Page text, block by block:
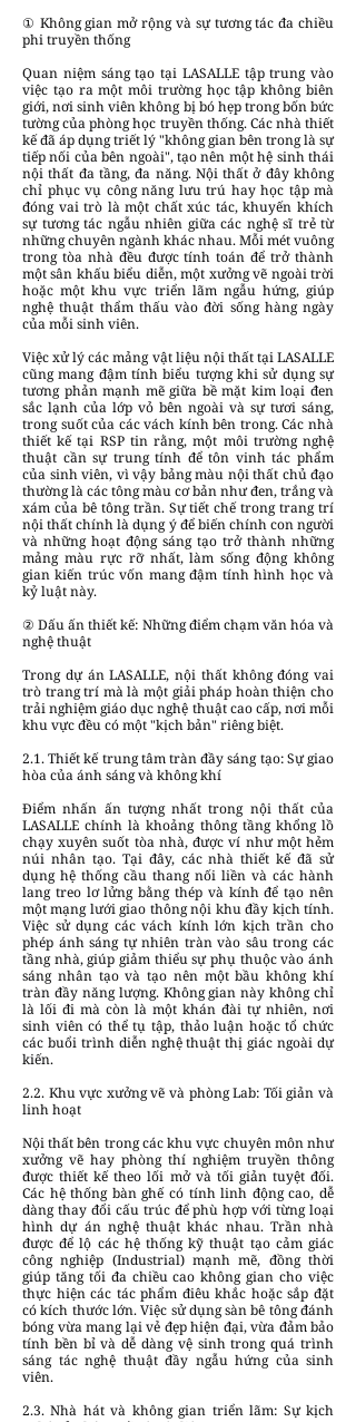
① Không gian mở rộng và sự tương tác đa chiều
phi truyền thống
Quan niệm sáng tạo tại LASALLE tập trung vào
việc tạo ra một môi trường học tập không biên
giới, nơi sinh viên không bị bó hẹp trong bốn bức
tường của phòng học truyền thống. Các nhà thiết
kế đã áp dụng triết lý "không gian bên trong là sự
tiếp nối của bên ngoài", tạo nên một hệ sinh thái
nội thất đa tầng, đa năng. Nội thất ở đây không
chỉ phục vụ công năng lưu trú hay học tập mà
đóng vai trò là một chất xúc tác, khuyến khích
sự tương tác ngẫu nhiên giữa các nghệ sĩ trẻ từ
những chuyên ngành khác nhau. Mỗi mét vuông
trong tòa nhà đều được tính toán để trở thành
một sân khấu biểu diễn, một xưởng vẽ ngoài trời
hoặc một khu vực triển lãm ngẫu hứng, giúp
nghệ thuật thẩm thấu vào đời sống hàng ngày
của mỗi sinh viên.
Việc xử lý các mảng vật liệu nội thất tại LASALLE
cũng mang đậm tính biểu tượng khi sử dụng sự
tương phản mạnh mẽ giữa bề mặt kim loại đen
sắc lạnh của lớp vỏ bên ngoài và sự tươi sáng,
trong suốt của các vách kính bên trong. Các nhà
thiết kế tại RSP tin rằng, một môi trường nghệ
thuật cần sự trung tính để tôn vinh tác phẩm
của sinh viên, vì vậy bảng màu nội thất chủ đạo
thường là các tông màu cơ bản như đen, trắng và
xám của bê tông trần. Sự tiết chế trong trang trí
nội thất chính là dụng ý để biến chính con người
và những hoạt động sáng tạo trở thành những
mảng màu rực rỡ nhất, làm sống động không
gian kiến trúc vốn mang đậm tính hình học và
kỷ luật này.
② Dấu ấn thiết kế: Những điểm chạm văn hóa và
nghệ thuật
Trong dự án LASALLE, nội thất không đóng vai
trò trang trí mà là một giải pháp hoàn thiện cho
trải nghiệm giáo dục nghệ thuật cao cấp, nơi mỗi
khu vực đều có một "kịch bản" riêng biệt.
2.1. Thiết kế trung tâm tràn đầy sáng tạo: Sự giao
hòa của ánh sáng và không khí
Điểm nhấn ấn tượng nhất trong nội thất của
LASALLE chính là khoảng thông tầng khổng lồ
chạy xuyên suốt tòa nhà, được ví như một hẻm
núi nhân tạo. Tại đây, các nhà thiết kế đã sử
dụng hệ thống cầu thang nối liền và các hành
lang treo lơ lửng bằng thép và kính để tạo nên
một mạng lưới giao thông nội khu đầy kịch tính.
Việc sử dụng các vách kính lớn kịch trần cho
phép ánh sáng tự nhiên tràn vào sâu trong các
tầng nhà, giúp giảm thiểu sự phụ thuộc vào ánh
sáng nhân tạo và tạo nên một bầu không khí
tràn đầy năng lượng. Không gian này không chỉ
là lối đi mà còn là một khán đài tự nhiên, nơi
sinh viên có thể tụ tập, thảo luận hoặc tổ chức
các buổi trình diễn nghệ thuật thị giác ngoài dự
kiến.
2.2. Khu vực xưởng vẽ và phòng Lab: Tối giản và
linh hoạt
Nội thất bên trong các khu vực chuyên môn như
xưởng vẽ hay phòng thí nghiệm truyền thông
được thiết kế theo lối mở và tối giản tuyệt đối.
Các hệ thống bàn ghế có tính linh động cao, dễ
dàng thay đổi cấu trúc để phù hợp với từng loại
hình dự án nghệ thuật khác nhau. Trần nhà
được để lộ các hệ thống kỹ thuật tạo cảm giác
công nghiệp (Industrial) mạnh mẽ, đồng thời
giúp tăng tối đa chiều cao không gian cho việc
thực hiện các tác phẩm điêu khắc hoặc sắp đặt
có kích thước lớn. Việc sử dụng sàn bê tông đánh
bóng vừa mang lại vẻ đẹp hiện đại, vừa đảm bảo
tính bền bỉ và dễ dàng vệ sinh trong quá trình
sáng tác nghệ thuật đầy ngẫu hứng của sinh
viên.
2.3. Nhà hát và không gian triển lãm: Sự kịch